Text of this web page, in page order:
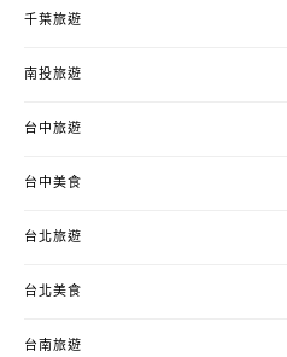
千葉旅遊
南投旅遊
台中旅遊
台中美食
台北旅遊
台北美食
台南旅遊